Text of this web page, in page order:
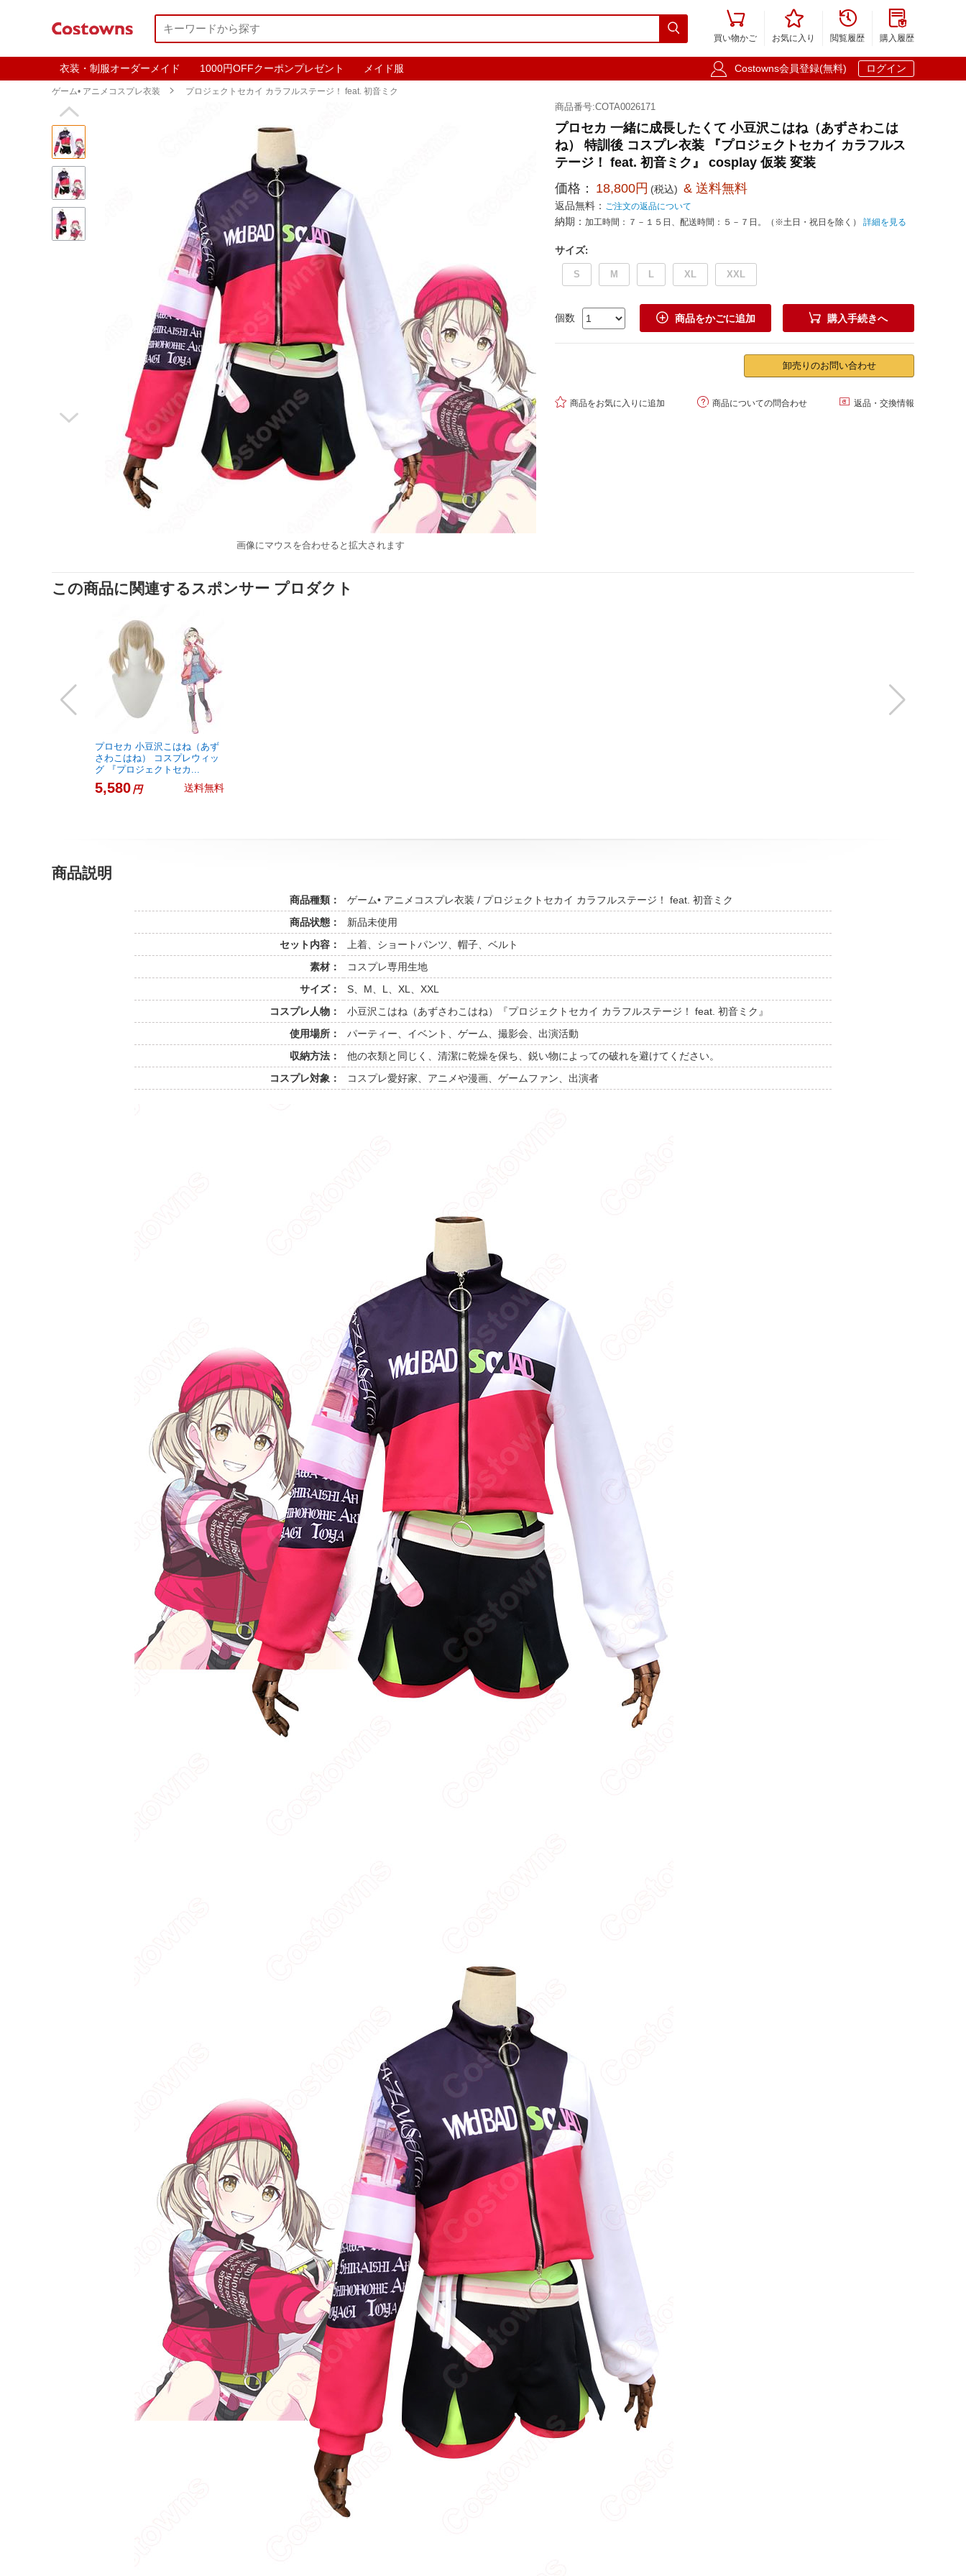


買い物かご

お気に入り

閲覧履歴

購入履歴
衣装・制服オーダーメイド 1000円OFFクーポンプレゼント メイド服  Costowns会員登録(無料) ログイン
ゲーム• アニメコスプレ衣装  プロジェクトセカイ カラフルステージ！ feat. 初音ミク


画像にマウスを合わせると拡大されます
商品番号:COTA0026171
プロセカ 一緒に成長したくて 小豆沢こはね（あずさわこは
ね） 特訓後 コスプレ衣装 『プロジェクトセカイ カラフルス
テージ！ feat. 初音ミク』 cosplay 仮装 変装
価格： 18,800円 (税込) & 送料無料
返品無料： ご注文の返品について
納期： 加工時間：７－１５日、配送時間：５－７日。（※土日・祝日を除く） 詳細を見る
サイズ:
S M L XL XXL
個数  商品をかごに追加  購入手続きへ
卸売りのお問い合わせ
 商品をお気に入りに追加  商品についての問合わせ  返品・交換情報
この商品に関連するスポンサー プロダクト
プロセカ 小豆沢こはね（あず
さわこはね） コスプレウィッ
グ 『プロジェクトセカ...
5,580円 送料無料
商品説明
商品種類：
ゲーム• アニメコスプレ衣装 / プロジェクトセカイ カラフルステージ！ feat. 初音ミク
商品状態：
新品未使用
セット内容：
上着、ショートパンツ、帽子、ベルト
素材：
コスプレ専用生地
サイズ：
S、M、L、XL、XXL
コスプレ人物：
小豆沢こはね（あずさわこはね）『プロジェクトセカイ カラフルステージ！ feat. 初音ミク』
使用場所：
パーティー、イベント、ゲーム、撮影会、出演活動
収納方法：
他の衣類と同じく、清潔に乾燥を保ち、鋭い物によっての破れを避けてください。
コスプレ対象：
コスプレ愛好家、アニメや漫画、ゲームファン、出演者